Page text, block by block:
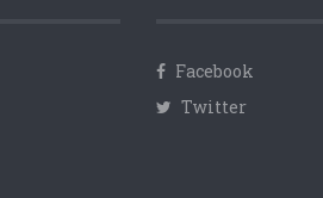
Facebook
Twitter